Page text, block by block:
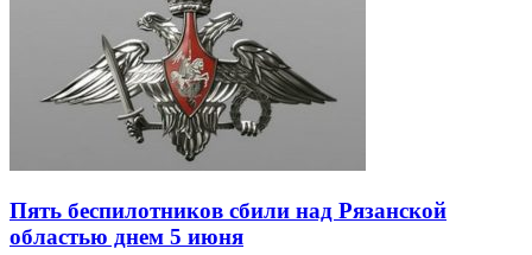
Пять беспилотников сбили над Рязанской
областью днем 5 июня